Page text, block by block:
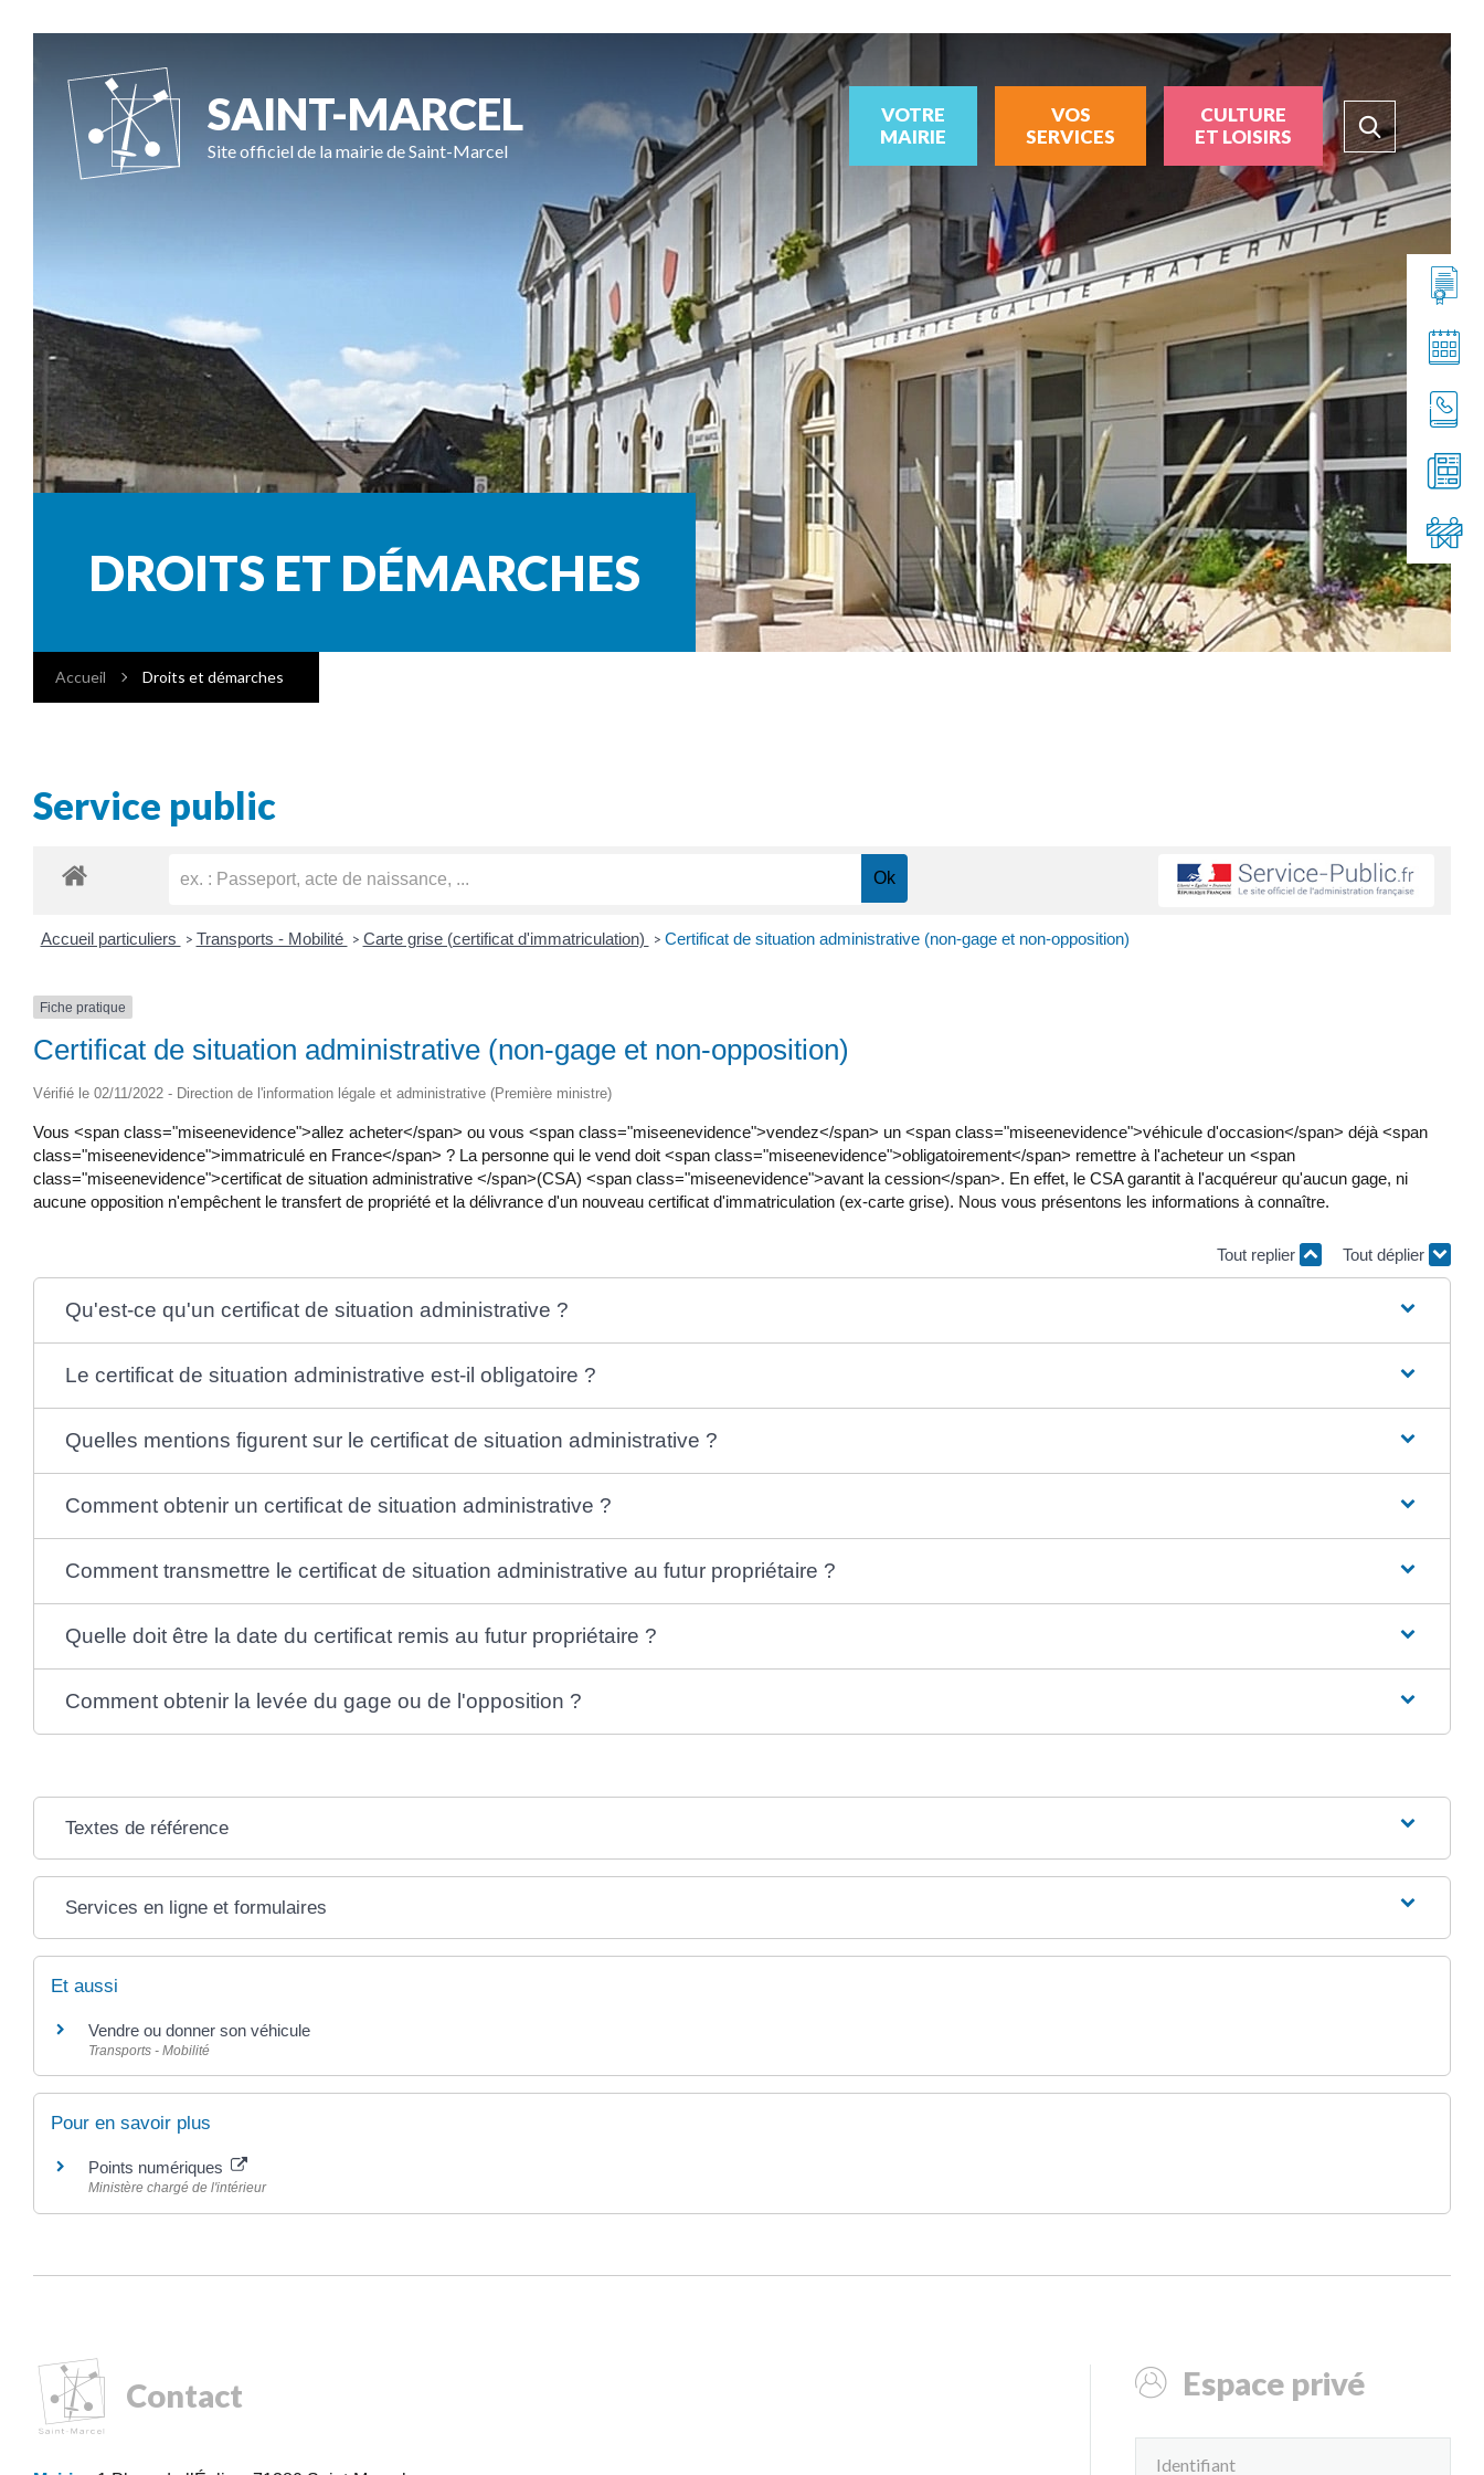
SAINT-MARCEL
Site officiel de la mairie de Saint-Marcel
VOTRE
MAIRIE
VOS
SERVICES
CULTURE
ET LOISIRS
DROITS ET DÉMARCHES
Accueil Droits et démarches
Service public
Accueil particuliers > Transports - Mobilité > Carte grise (certificat d'immatriculation) > Certificat de situation administrative (non-gage et non-opposition)
Fiche pratique
Certificat de situation administrative (non-gage et non-opposition)
Vérifié le 02/11/2022 - Direction de l'information légale et administrative (Première ministre)
Vous <span class="miseenevidence">allez acheter</span> ou vous <span class="miseenevidence">vendez</span> un <span class="miseenevidence">véhicule d'occasion</span> déjà <span
class="miseenevidence">immatriculé en France</span> ? La personne qui le vend doit <span class="miseenevidence">obligatoirement</span> remettre à l'acheteur un <span
class="miseenevidence">certificat de situation administrative </span>(CSA) <span class="miseenevidence">avant la cession</span>. En effet, le CSA garantit à l'acquéreur qu'aucun gage, ni
aucune opposition n'empêchent le transfert de propriété et la délivrance d'un nouveau certificat d'immatriculation (ex-carte grise). Nous vous présentons les informations à connaître.
Tout replier Tout déplier
Qu'est-ce qu'un certificat de situation administrative ?
Le certificat de situation administrative est-il obligatoire ?
Quelles mentions figurent sur le certificat de situation administrative ?
Comment obtenir un certificat de situation administrative ?
Comment transmettre le certificat de situation administrative au futur propriétaire ?
Quelle doit être la date du certificat remis au futur propriétaire ?
Comment obtenir la levée du gage ou de l'opposition ?
Textes de référence
Services en ligne et formulaires
Et aussi
Vendre ou donner son véhicule
Transports - Mobilité
Pour en savoir plus
Points numériques
Ministère chargé de l'intérieur
Contact Espace privé